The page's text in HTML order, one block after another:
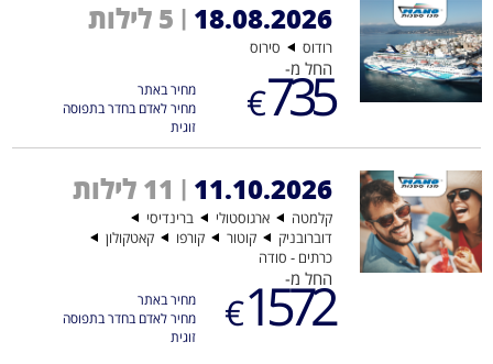
18.08.2026
| 5 לילות
רודוס סירוס
החל מ-
735
€
מחיר באתר
מחיר לאדם בחדר בתפוסה
זוגית
11.10.2026
| 11 לילות
קלמטה ארגוסטולי
ברינדיסי
דוברובניק
קוטור קורפו
קאטקולון
כרתים - סודה
החל מ-
1572
€
מחיר באתר
מחיר לאדם בחדר בתפוסה
זוגית